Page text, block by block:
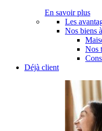
En savoir plus
Les
Nos biens
Nos
Déjà client